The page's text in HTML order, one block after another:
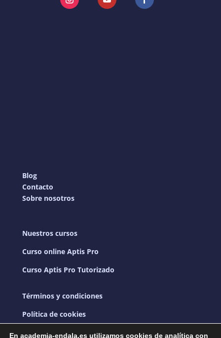
Instagram YouTube Facebook
Blog
Contacto
Sobre nosotros
Nuestros cursos
Curso online Aptis Pro
Curso Aptis Pro Tutorizado
Términos y condiciones
Política de cookies
Política de privacidad
En academia-endala.es utilizamos cookies de analítica con